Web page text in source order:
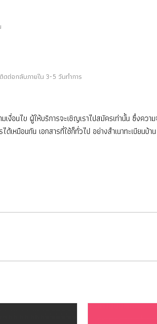
ดต่อกลับภายใน 3-5 วันทำการ
ไข ผู้ให้บริการจะเชิญเราไปสมัครเท่านั้น ซึ่งความ
หมือนกัน เอกสารที่ใช้ก็ทั่วไป อย่างสำเนาทะเบียนบ้